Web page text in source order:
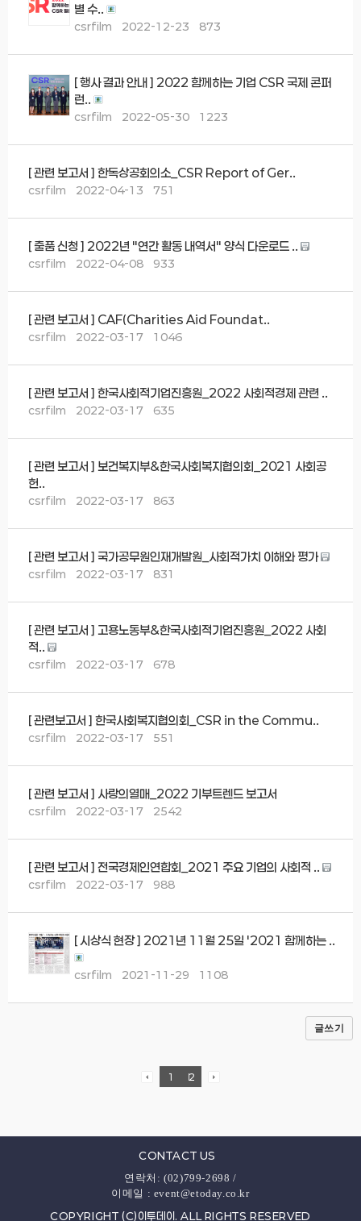
별 수..
csrfilm 2022-12-23 873
[ 행사 결과 안내 ] 2022 함께하는 기업 CSR 국제 콘퍼
런..
csrfilm 2022-05-30 1223
[ 관련 보고서 ] 한독상공회의소_CSR Report of Ger..
csrfilm 2022-04-13 751
[ 출품 신청 ] 2022년 "연간 활동 내역서" 양식 다운로드 ..
csrfilm 2022-04-08 933
[ 관련 보고서 ] CAF(Charities Aid Foundat..
csrfilm 2022-03-17 1046
[ 관련 보고서 ] 한국사회적기업진흥원_2022 사회적경제 관련 ..
csrfilm 2022-03-17 635
[ 관련 보고서 ] 보건복지부&한국사회복지협의회_2021 사회공
헌..
csrfilm 2022-03-17 863
[ 관련 보고서 ] 국가공무원인재개발원_사회적가치 이해와 평가
csrfilm 2022-03-17 831
[ 관련 보고서 ] 고용노동부&한국사회적기업진흥원_2022 사회
적..
csrfilm 2022-03-17 678
[ 관련보고서 ] 한국사회복지협의회_CSR in the Commu..
csrfilm 2022-03-17 551
[ 관련 보고서 ] 사랑의열매_2022 기부트렌드 보고서
csrfilm 2022-03-17 2542
[ 관련 보고서 ] 전국경제인연합회_2021 주요 기업의 사회적 ..
csrfilm 2022-03-17 988
[ 시상식 현장 ] 2021년 11월 25일 '2021 함께하는 ..
csrfilm 2021-11-29 1108
글쓰기
1 2
CONTACT US
연락처: (02)799-2698 /
이메일 : event@etoday.co.kr
COPYRIGHT (C)이투데이. ALL RIGHTS RESERVED